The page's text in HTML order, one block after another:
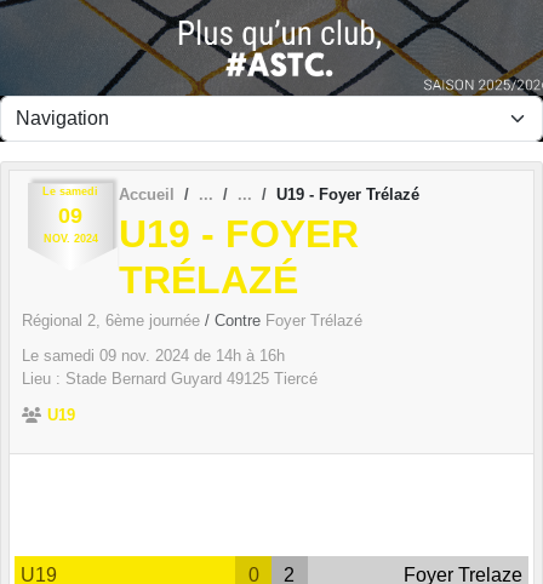
Le samedi
09
NOV. 2024
Accueil U19 - Foyer Trélazé
U19 - FOYER
TRÉLAZÉ
Régional 2, 6ème journée / Contre Foyer Trélazé
Le samedi 09 nov. 2024 de 14h à 16h
Lieu : Stade Bernard Guyard 49125 Tiercé
U19
U19 0 2 Foyer Trelaze
Panneau de gestion des cookies